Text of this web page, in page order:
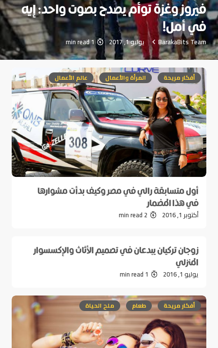
فيروز وغزة توأم يصدح بصوت واحد: إيه
في أمل!
BarakaBits Team يوليو 1, 2017 1 min read
أفكار مريحة المرأة والأعمال عالم الأعمال
أول متسابقة رالي في مصر وكيف بدأت مشوارها
في هذا المضمار
أكتوبر 1, 2016 2 min read
زوجان تركيان يبدعان في تصميم الأثاث والإكسسوار
المنزلي
يوليو 1, 2016 1 min read
أفكار مريحة طعام ملح الحياة